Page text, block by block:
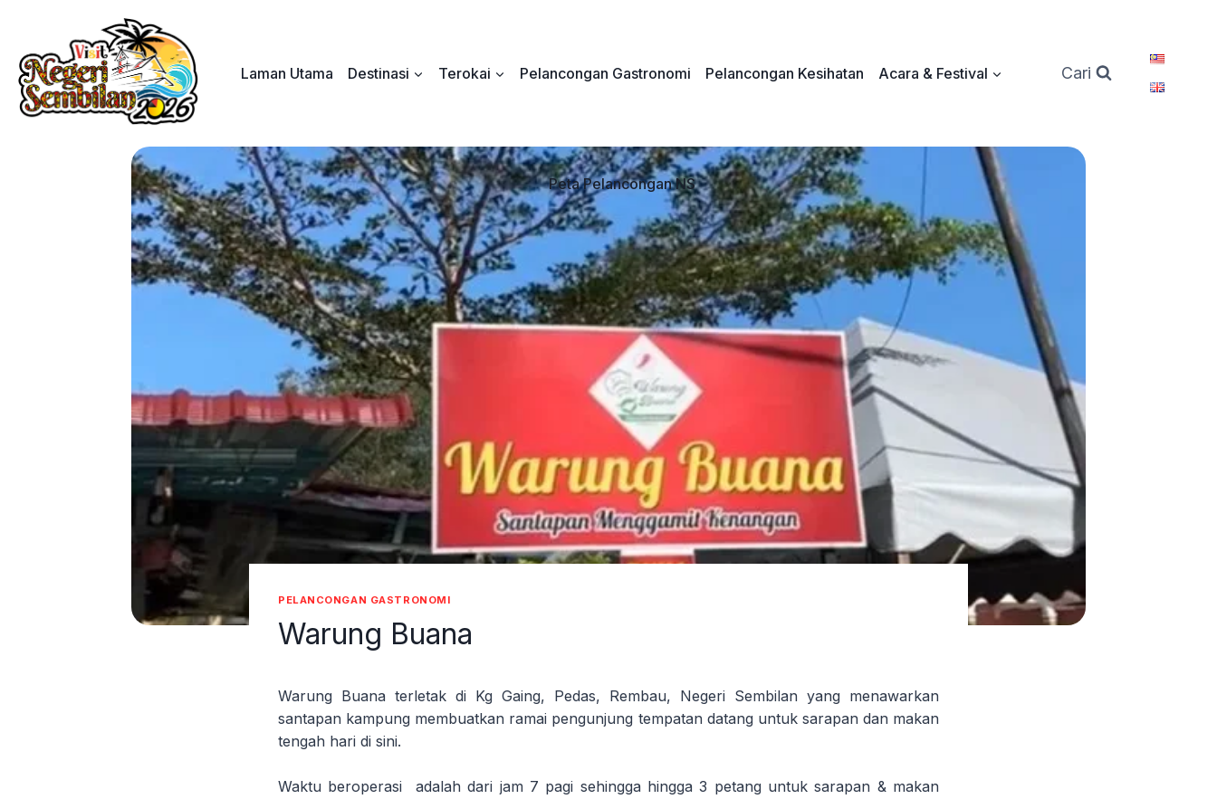
content
Laman Utama
Destinasi Terokai Pelancongan Gastronomi Pelancongan Kesihatan Acara & Festival
Peta Pelancongan NS
Cari
PELANCONGAN GASTRONOMI
Warung Buana
Warung Buana terletak di Kg Gaing, Pedas, Rembau, Negeri Sembilan yang menawarkan
santapan kampung membuatkan ramai pengunjung tempatan datang untuk sarapan dan makan
tengah hari di sini.
Waktu beroperasi adalah dari jam 7 pagi sehingga hingga 3 petang untuk sarapan & makan